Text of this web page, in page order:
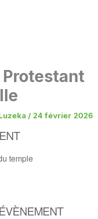
Protestant
/ 24 février 2026
temple